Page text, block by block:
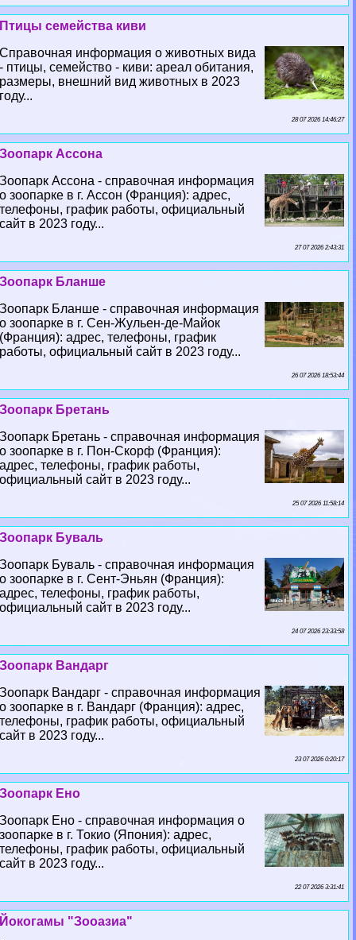
Птицы семейства киви
Справочная информация о животных вида
- птицы, семейство - киви: ареал обитания,
размеры, внешний вид животных в 2023
году...
28 07 2026 14:46:27
Зоопарк Ассона
Зоопарк Ассона - справочная информация
о зоопарке в г. Ассон (Франция): адрес,
телефоны, график работы, официальный
сайт в 2023 году...
27 07 2026 2:43:31
Зоопарк Бланше
Зоопарк Бланше - справочная информация
о зоопарке в г. Сен-Жульен-де-Майок
(Франция): адрес, телефоны, график
работы, официальный сайт в 2023 году...
26 07 2026 18:53:44
Зоопарк Бретань
Зоопарк Бретань - справочная информация
о зоопарке в г. Пон-Скорф (Франция):
адрес, телефоны, график работы,
официальный сайт в 2023 году...
25 07 2026 11:58:14
Зоопарк Буваль
Зоопарк Буваль - справочная информация
о зоопарке в г. Сент-Эньян (Франция):
адрес, телефоны, график работы,
официальный сайт в 2023 году...
24 07 2026 23:33:58
Зоопарк Вандарг
Зоопарк Вандарг - справочная информация
о зоопарке в г. Вандарг (Франция): адрес,
телефоны, график работы, официальный
сайт в 2023 году...
23 07 2026 0:20:17
Зоопарк Ено
Зоопарк Ено - справочная информация о
зоопарке в г. Токио (Япония): адрес,
телефоны, график работы, официальный
сайт в 2023 году...
22 07 2026 3:31:41
Йокогамы "Зооазиа"